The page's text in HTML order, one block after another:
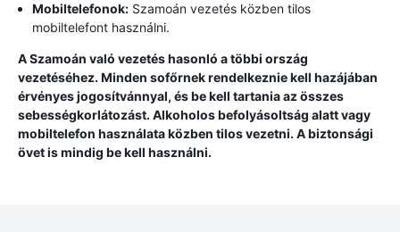
Mobiltelefonok: Szamoán vezetés közben tilos
mobiltelefont használni.
A Szamoán való vezetés hasonló a többi ország
vezetéséhez. Minden sofőrnek rendelkeznie kell hazájában
érvényes jogosítvánnyal, és be kell tartania az összes
sebességkorlátozást. Alkoholos befolyásoltság alatt vagy
mobiltelefon használata közben tilos vezetni. A biztonsági
övet is mindig be kell használni.